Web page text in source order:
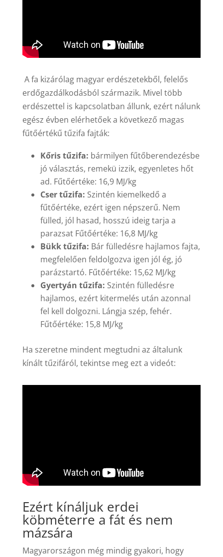
A fa kizárólag magyar erdészetekből, felelős
erdőgazdálkodásból származik. Mivel több
erdészettel is kapcsolatban állunk, ezért nálunk
egész évben elérhetőek a következő magas
fűtőértékű tűzifa fajták:
Kőris tűzifa: bármilyen fűtőberendezésbe
jó választás, remekü izzik, egyenletes hőt
ad. Fűtőértéke: 16,9 MJ/kg
Cser tűzifa: Szintén kiemelkedő a
fűtőértéke, ezért igen népszerű. Nem
fülled, jól hasad, hosszú ideig tarja a
parazsat Fűtőértéke: 16,8 MJ/kg
Bükk tűzifa: Bár fülledésre hajlamos fajta,
megfelelően feldolgozva igen jól ég, jó
parázstartó. Fűtőértéke: 15,62 MJ/kg
Gyertyán tűzifa: Szintén fülledésre
hajlamos, ezért kitermelés után azonnal
fel kell dolgozni. Lángja szép, fehér.
Fűtőértéke: 15,8 MJ/kg
Ha szeretne mindent megtudni az általunk
kínált tűzifáról, tekintse meg ezt a videót:
Ezért kínáljuk erdei
köbméterre a fát és nem
mázsára
Magyarországon még mindig gyakori, hogy